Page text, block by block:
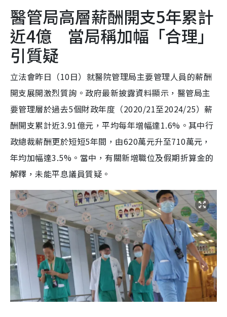
醫管局高層薪酬開支5年累計
近4億 當局稱加幅「合理」
引質疑
立法會昨日（10日）就醫院管理局主要管理人員的薪酬
開支展開激烈質詢。政府最新披露資料顯示，醫管局主
要管理層於過去5個財政年度（2020/21至2024/25）薪
酬開支累計近3.91億元，平均每年增幅達1.6%。其中行
政總裁薪酬更於短短5年間，由620萬元升至710萬元，
年均加幅達3.5%。當中，有關新增職位及假期折算金的
解釋，未能平息議員質疑。